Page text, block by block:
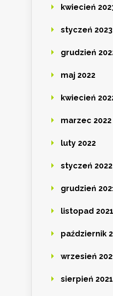
kwiecień
styczeń 2023
grudzień
maj 2022
kwiecień
marzec 2022
luty 2022
styczeń 2022
grudzień
listopad 2021
październik
wrzesień
sierpień 2021